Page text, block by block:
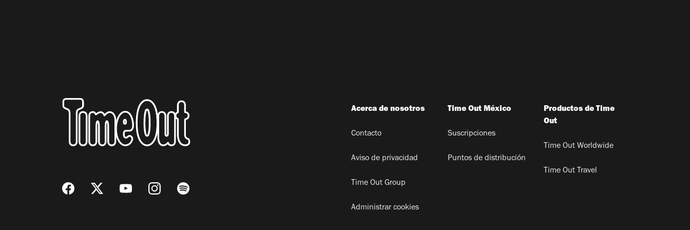
Acerca de nosotros
Contacto
Aviso de privacidad
Time Out Group
Administrar cookies
Time Out México
Suscripciones
Puntos de distribución
Productos de Time
Out
Time Out Worldwide
Time Out Travel